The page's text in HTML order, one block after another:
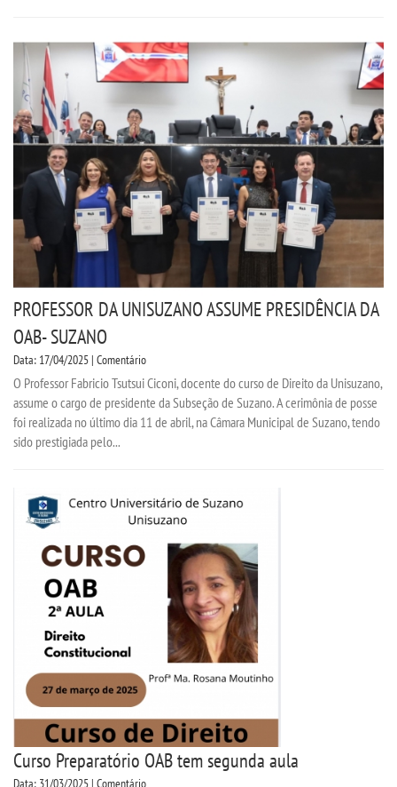
REVISTAS ELETRÃ´NICAS
REVISTA INTERFACES
UNIESP NEWS
BOLETINS
REPOSITÃ³RIO
BIBLIOTECA
DISCENTES
DOCENTES
EDITAIS
EXTENSÃO
FLUXOS
MATRIZ
NIVELAMENTO
PROFESSOR DA UNISUZANO ASSUME PRESIDÊNCIA DA
OAB- SUZANO
Data: 17/04/2025 | Comentário
O Professor Fabricio Tsutsui Ciconi, docente do curso de Direito da Unisuzano,
assume o cargo de presidente da Subseção de Suzano. A cerimônia de posse
foi realizada no último dia 11 de abril, na Câmara Municipal de Suzano, tendo
sido prestigiada pelo...
Curso Preparatório OAB tem segunda aula
Data: 31/03/2025 | Comentário